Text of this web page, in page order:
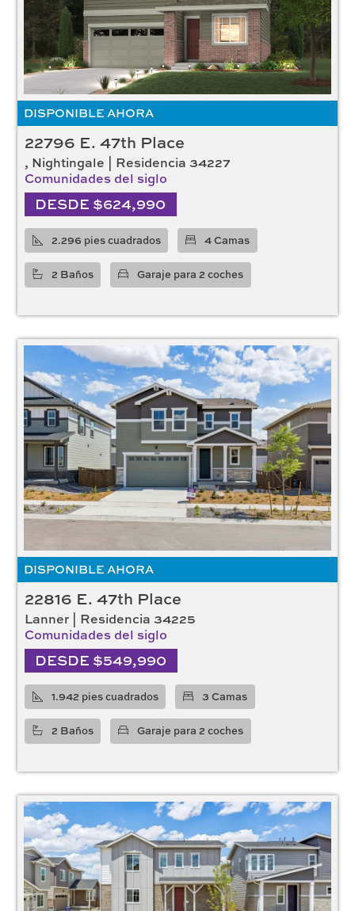
DISPONIBLE AHORA
22796 E. 47th Place
, Nightingale | Residencia 34227
Comunidades del siglo
DESDE $624,990
2.296 pies cuadrados 4 Camas
2 Baños Garaje para 2 coches
DISPONIBLE AHORA
22816 E. 47th Place
Lanner | Residencia 34225
Comunidades del siglo
DESDE $549,990
1.942 pies cuadrados 3 Camas
2 Baños Garaje para 2 coches